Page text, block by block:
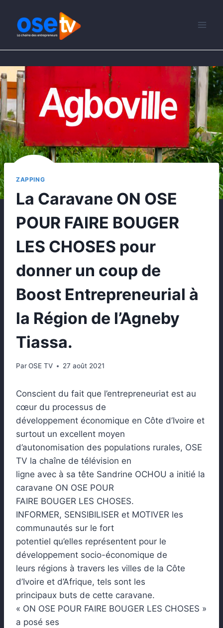
ZAPPING
La Caravane ON OSE
POUR FAIRE BOUGER
LES CHOSES pour
donner un coup de
Boost Entrepreneurial à
la Région de l’Agneby
Tiassa.
ParOSE TV 27 août 2021
Conscient du fait que l’entrepreneuriat est au
cœur du processus de
développement économique en Côte d’Ivoire et
surtout un excellent moyen
d’autonomisation des populations rurales, OSE
TV la chaîne de télévision en
ligne avec à sa tête Sandrine OCHOU a initié la
caravane ON OSE POUR
FAIRE BOUGER LES CHOSES.
INFORMER, SENSIBILISER et MOTIVER les
communautés sur le fort
potentiel qu’elles représentent pour le
développement socio-économique de
leurs régions à travers les villes de la Côte
d’Ivoire et d’Afrique, tels sont les
principaux buts de cette caravane.
« ON OSE POUR FAIRE BOUGER LES CHOSES »
a posé ses